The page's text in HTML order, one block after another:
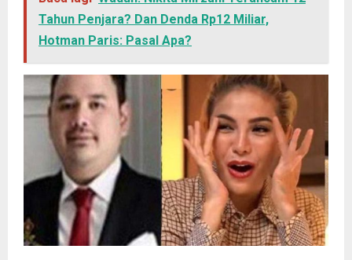
Tahun Penjara? Dan Denda Rp12 Miliar,
Hotman Paris: Pasal Apa?